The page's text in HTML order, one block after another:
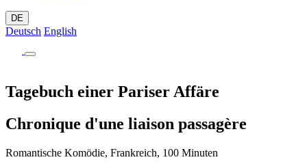
DE
Deutsch English
Tagebuch einer Pariser Affäre
Chronique d'une liaison passagère
Romantische Komödie, Frankreich, 100 Minuten